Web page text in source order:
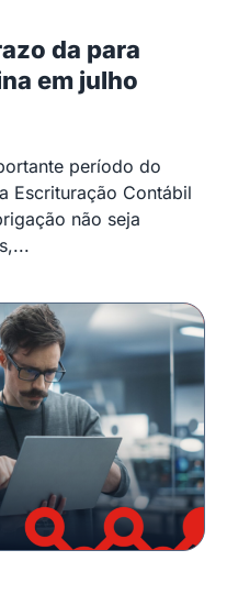
da para
em julho
período do
Escrituração Contábil
não seja